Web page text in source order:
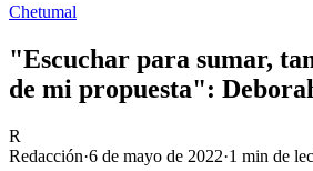
Chetumal
"Escuchar para sumar,
de mi propuesta":
R
Redacción·6 de mayo de 2022·1 min de